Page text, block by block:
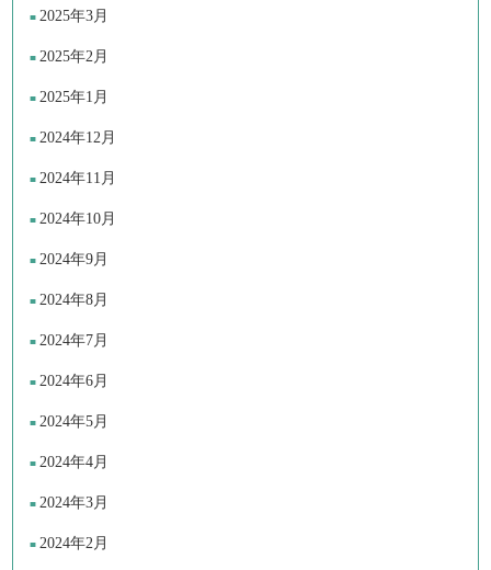
2025年3月
2025年2月
2025年1月
2024年12月
2024年11月
2024年10月
2024年9月
2024年8月
2024年7月
2024年6月
2024年5月
2024年4月
2024年3月
2024年2月